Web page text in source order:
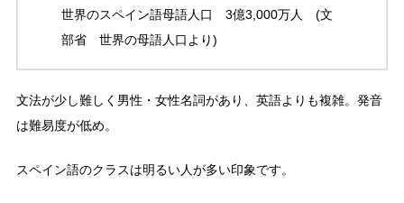
世界のスペイン語母語人口 3億3,000万人 (文
部省 世界の母語人口より)
文法が少し難しく男性・女性名詞があり、英語よりも複雑。発音
は難易度が低め。
スペイン語のクラスは明るい人が多い印象です。